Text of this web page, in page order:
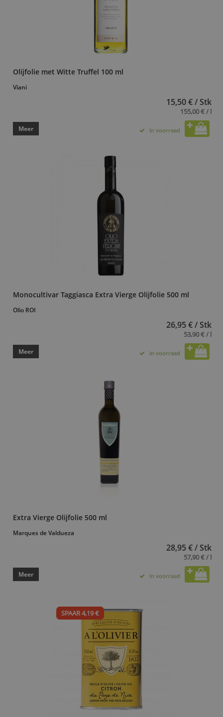
Olijfolie met Witte Truffel 100 ml
Viani
15,50 € / Stk
155,00 € / l
Meer In voorraad
Monocultivar Taggiasca Extra Vierge Olijfolie 500 ml
Olio ROI
26,95 € / Stk
53,90 € / l
Meer In voorraad
Extra Vierge Olijfolie 500 ml
Marques de Valdueza
28,95 € / Stk
57,90 € / l
Meer In voorraad
SPAAR 4,19 €